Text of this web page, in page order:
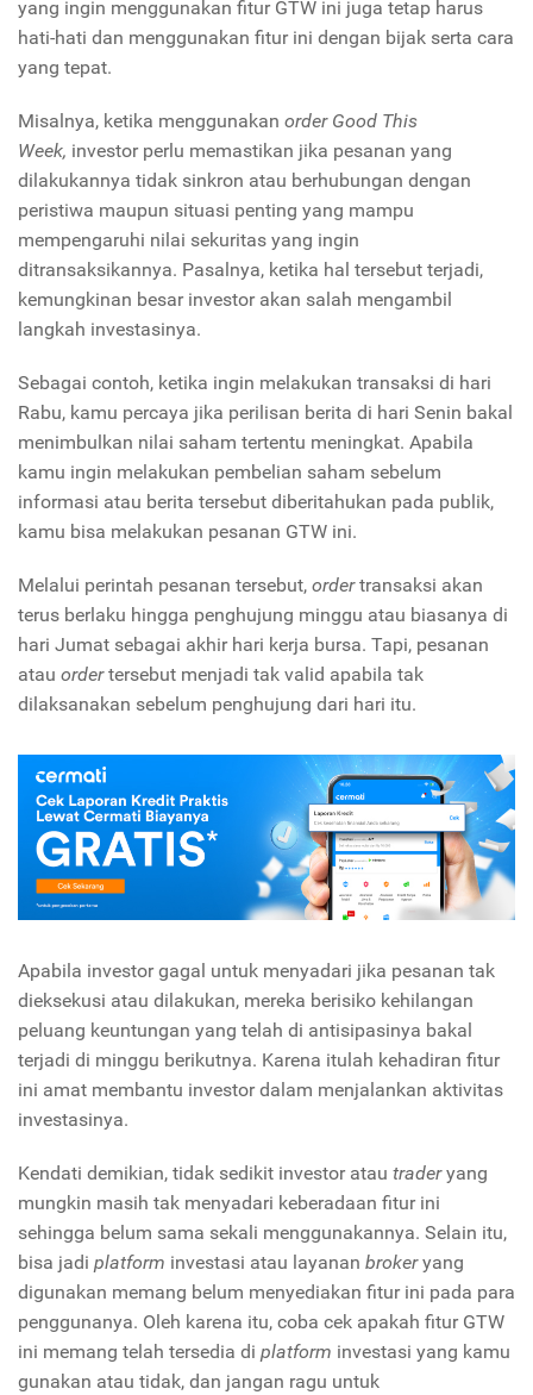
yang ingin menggunakan fitur GTW ini juga tetap harus
hati-hati dan menggunakan fitur ini dengan bijak serta cara
yang tepat.
Misalnya, ketika menggunakan order Good This
Week, investor perlu memastikan jika pesanan yang
dilakukannya tidak sinkron atau berhubungan dengan
peristiwa maupun situasi penting yang mampu
mempengaruhi nilai sekuritas yang ingin
ditransaksikannya. Pasalnya, ketika hal tersebut terjadi,
kemungkinan besar investor akan salah mengambil
langkah investasinya.
Sebagai contoh, ketika ingin melakukan transaksi di hari
Rabu, kamu percaya jika perilisan berita di hari Senin bakal
menimbulkan nilai saham tertentu meningkat. Apabila
kamu ingin melakukan pembelian saham sebelum
informasi atau berita tersebut diberitahukan pada publik,
kamu bisa melakukan pesanan GTW ini.
Melalui perintah pesanan tersebut, order transaksi akan
terus berlaku hingga penghujung minggu atau biasanya di
hari Jumat sebagai akhir hari kerja bursa. Tapi, pesanan
atau order tersebut menjadi tak valid apabila tak
dilaksanakan sebelum penghujung dari hari itu.
Apabila investor gagal untuk menyadari jika pesanan tak
dieksekusi atau dilakukan, mereka berisiko kehilangan
peluang keuntungan yang telah di antisipasinya bakal
terjadi di minggu berikutnya. Karena itulah kehadiran fitur
ini amat membantu investor dalam menjalankan aktivitas
investasinya.
Kendati demikian, tidak sedikit investor atau trader yang
mungkin masih tak menyadari keberadaan fitur ini
sehingga belum sama sekali menggunakannya. Selain itu,
bisa jadi platform investasi atau layanan broker yang
digunakan memang belum menyediakan fitur ini pada para
penggunanya. Oleh karena itu, coba cek apakah fitur GTW
ini memang telah tersedia di platform investasi yang kamu
gunakan atau tidak, dan jangan ragu untuk